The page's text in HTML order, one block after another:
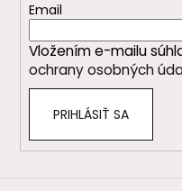
Email
Vložením e-mailu
ochrany osobných
PRIHLÁSIŤ SA